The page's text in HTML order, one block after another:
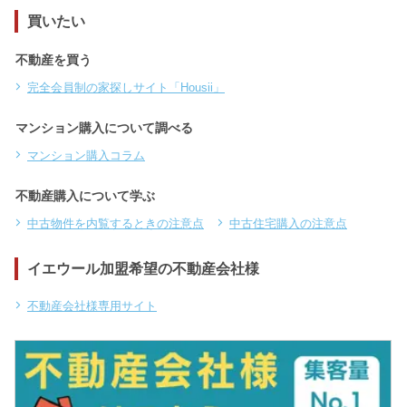
買いたい
不動産を買う
完全会員制の家探しサイト「Housii」
マンション購入について調べる
マンション購入コラム
不動産購入について学ぶ
中古物件を内覧するときの注意点 中古住宅購入の注意点
イエウール加盟希望の不動産会社様
不動産会社様専用サイト